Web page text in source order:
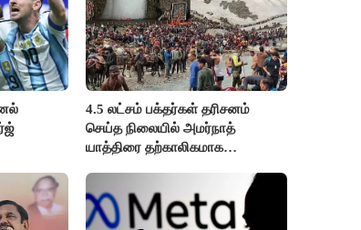
4.5 லட்சம் பக்தர்கள் தரிசனம்
செய்த நிலையில் அமர்நாத்
யாத்திரை தற்காலிகமாக